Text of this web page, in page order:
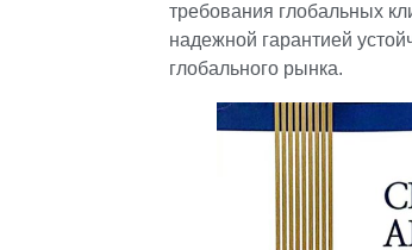
требования глобальных
надежной гарантией
глобального рынка.